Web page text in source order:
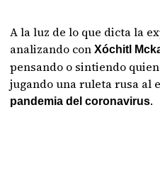
A la luz de lo que dicta la
analizando conXóchitl
pensando o sintiendo
jugando una ruleta rusa al
pandemia del coronavirus.